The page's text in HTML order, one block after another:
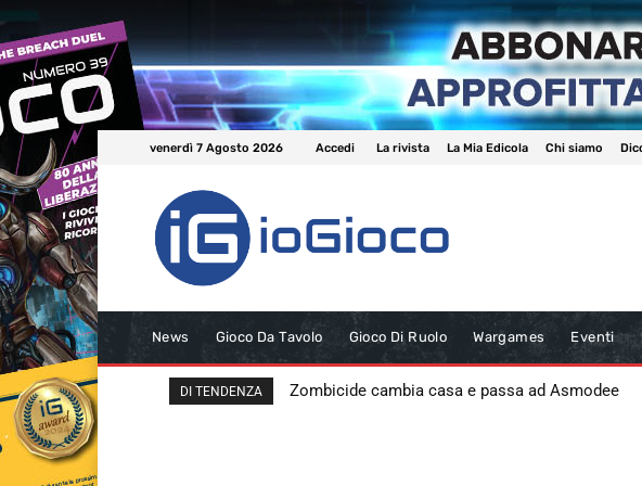
venerdì 7 Agosto 2026 Accedi La rivista La Mia Edicola Chi siamo
News Gioco Da Tavolo Gioco Di Ruolo Wargames Eventi
DI TENDENZA Zombicide cambia casa e passa ad Asmodee